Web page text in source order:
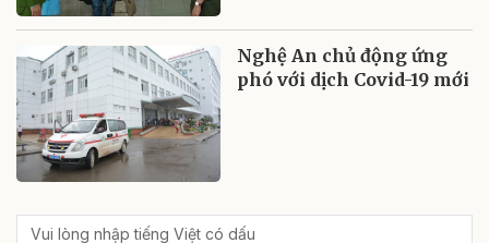
Nghệ An chủ động ứng
phó với dịch Covid-19 mới